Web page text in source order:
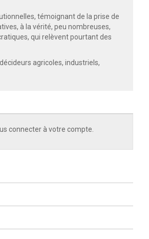
témoignant de la prise de
à la vérité, peu nombreuses,
qui relèvent pourtant des
agricoles, industriels,
connecter à votre compte.